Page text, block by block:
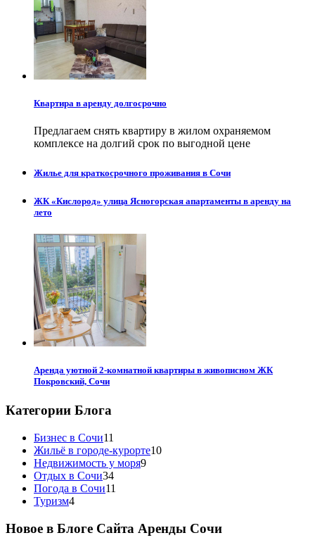
Квартира в аренду долгосрочно
Предлагаем снять квартиру в жилом охраняемом
комплексе на долгий срок по выгодной цене
Жилье для краткосрочного проживания в Сочи
ЖК «Кислород» улица Ясногорская апартаменты в аренду на
лето
Аренда уютной 2-комнатной квартиры в живописном ЖК
Покровский, Сочи
Категории Блога
Бизнес в Сочи11
Жильё в городе-курорте10
Недвижимость у моря9
Отдых в Сочи34
Погода в Сочи11
Туризм4
Новое в Блоге Сайта Аренды Сочи